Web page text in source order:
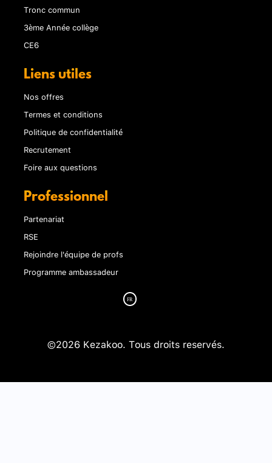
Tronc commun
3ème Année collège
CE6
Liens utiles
Nos offres
Termes et conditions
Politique de confidentialité
Recrutement
Foire aux questions
Professionnel
Partenariat
RSE
Rejoindre l'équipe de profs
Programme ambassadeur
©2026 Kezakoo. Tous droits reservés.